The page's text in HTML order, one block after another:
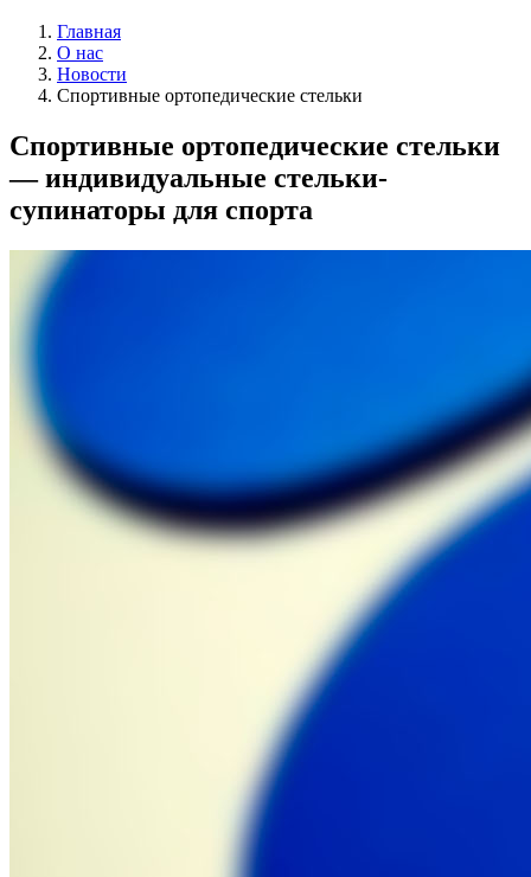
Главная
О нас
Новости
Спортивные ортопедические стельки
Спортивные ортопедические стельки
— индивидуальные стельки-
супинаторы для спорта